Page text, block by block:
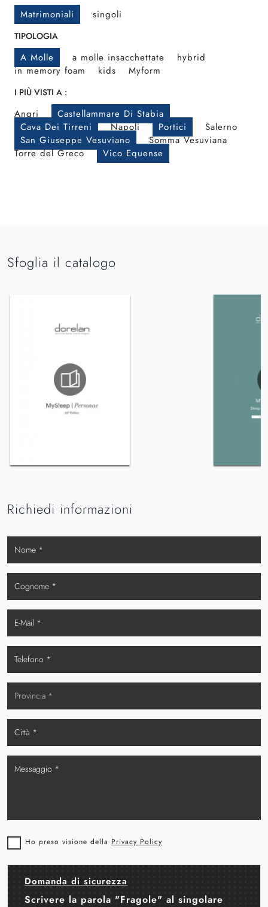
Matrimoniali singoli
TIPOLOGIA
A Molle a molle insacchettate
hybrid
in memory foam
kids Myform
I PIÙ VISTI A :
Angri
Castellammare Di Stabia
Cava Dei Tirreni
Napoli Portici
Salerno
San Giuseppe Vesuviano
Somma Vesuviana
Torre del Greco
Vico Equense
Sfoglia il catalogo
Richiedi informazioni
Ho preso visione della Privacy Policy
Domanda di sicurezza
Scrivere la parola "Fragole" al singolare